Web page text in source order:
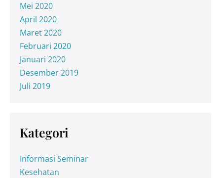
Mei 2020
April 2020
Maret 2020
Februari 2020
Januari 2020
Desember 2019
Juli 2019
Kategori
Informasi Seminar
Kesehatan